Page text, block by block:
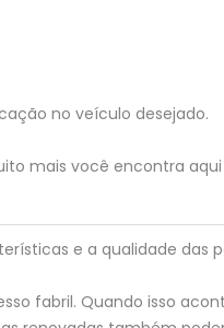
no veículo desejado.
mais você encontra
e a qualidade das
fabril. Quando isso